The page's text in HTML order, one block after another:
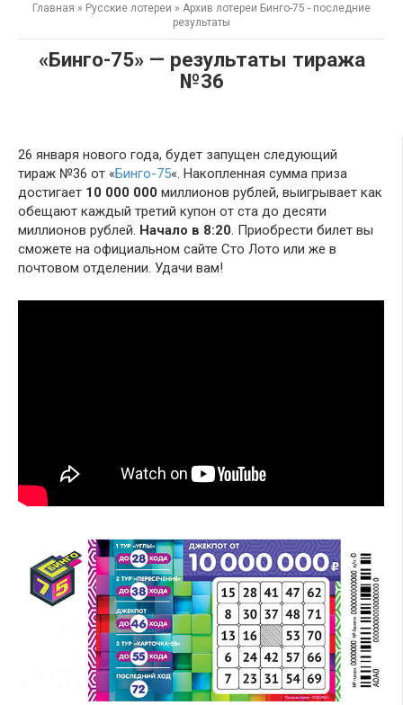
Главная » Русские лотереи » Архив лотереи Бинго-75 - последние
результаты
«Бинго-75» — результаты тиража
№36
26 января нового года, будет запущен следующий
тираж №36 от «Бинго-75«. Накопленная сумма приза
достигает 10 000 000 миллионов рублей, выигрывает как
обещают каждый третий купон от ста до десяти
миллионов рублей. Начало в 8:20. Приобрести билет вы
сможете на официальном сайте Сто Лото или же в
почтовом отделении. Удачи вам!